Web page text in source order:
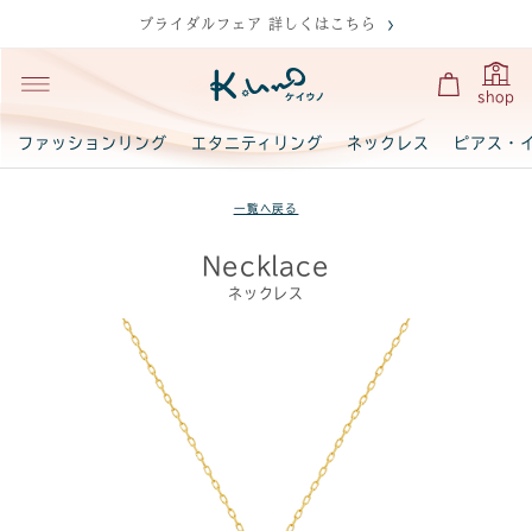
ブライダルフェア 詳しくはこちら
shop
ファッションリング エタニティリング ネックレス ピアス・
一覧へ戻る
Necklace
ネックレス